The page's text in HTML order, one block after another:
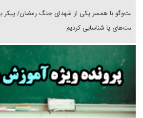
گفت‌وگو با همسر یکی از شهدای جنگ رمضان/ پیکر
انگشت‌های پا شناسایی کردیم
نسلی که آنلاین الگو می‌گیرد
گفت‌وگو با آیت‌الله جاودان/ جفای مخالفان مکانت
ارتقا می‌داد
راننده مست به قانون می‌خندد